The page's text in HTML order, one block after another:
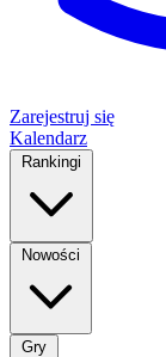
Zarejestruj się
Kalendarz
Rankingi
Nowości
Gry